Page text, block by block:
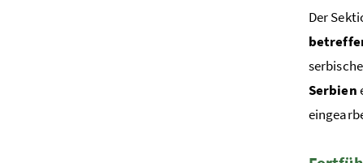
Der
Serbien